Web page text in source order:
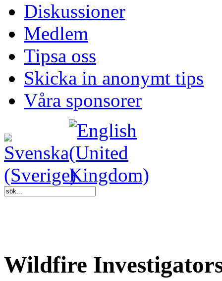
Diskussioner
Medlem
Tipsa oss
Skicka in anonymt tips
Våra sponsorer
Wildfire